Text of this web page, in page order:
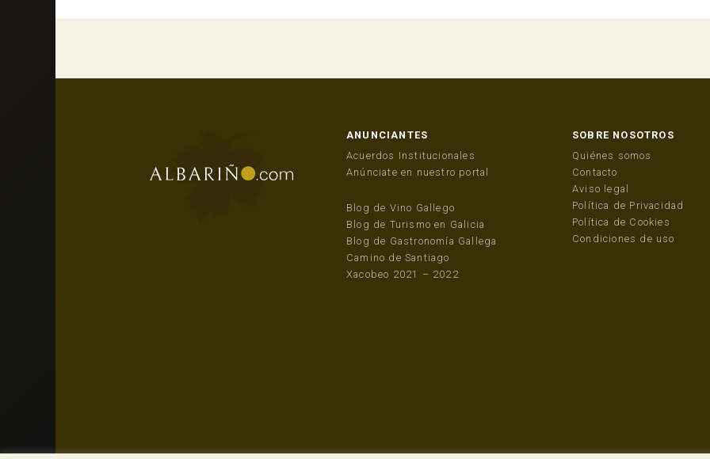
ANUNCIANTES
Acuerdos Institucionales
Anúnciate en nuestro portal
Blog de Vino Gallego
Blog de Turismo en Galicia
Blog de Gastronomía Gallega
Camino de Santiago
Xacobeo 2021 – 2022
SOBRE NOSOTROS
Quiénes somos
Contacto
Aviso legal
Política de Privacidad
Política de Cookies
Condiciones de uso